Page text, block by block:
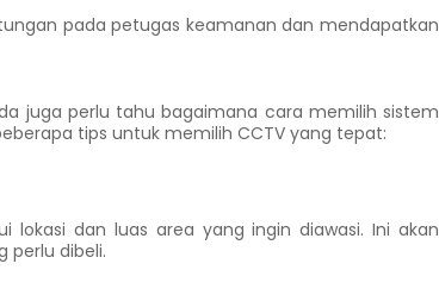
pada petugas keamanan dan mendapatkan
juga perlu tahu bagaimana cara memilih sistem
tips untuk memilih CCTV yang tepat:
lokasi dan luas area yang ingin diawasi. Ini akan
perlu dibeli.